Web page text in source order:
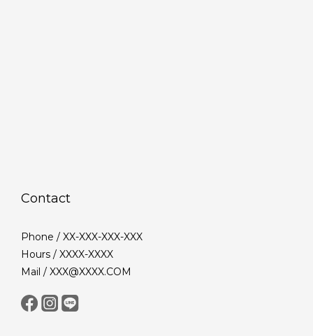
Contact
Phone / XX-XXX-XXX-XXX
Hours / XXXX-XXXX
Mail / XXX@XXXX.COM